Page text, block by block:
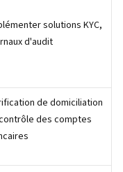
solutions KYC,
d'audit
de domiciliation
des comptes